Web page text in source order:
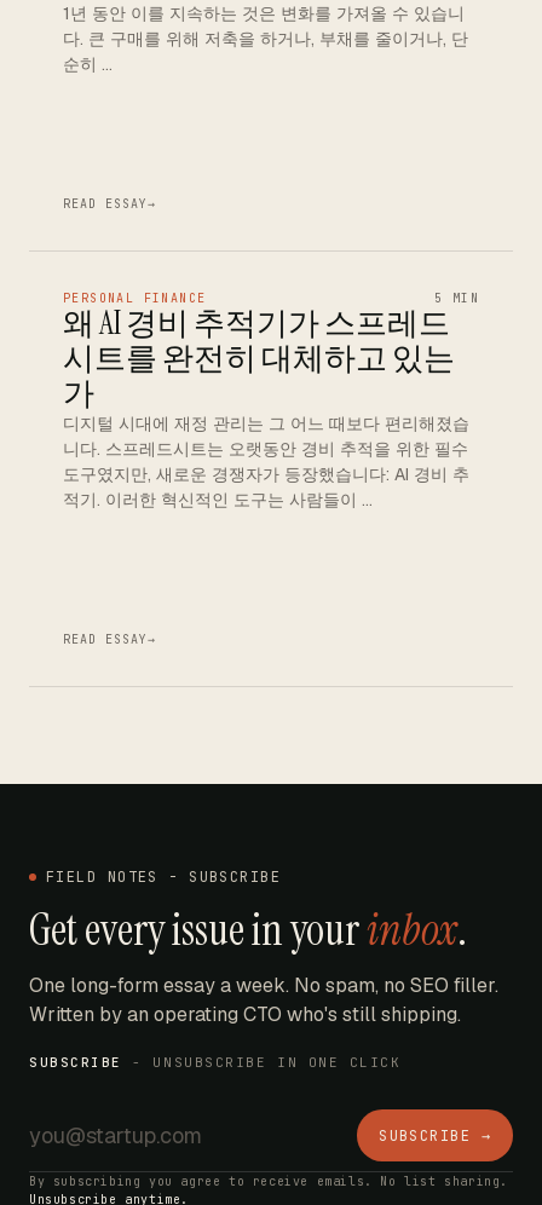
1년 동안 이를 지속하는 것은 변화를 가져올 수 있습니
다. 큰 구매를 위해 저축을 하거나, 부채를 줄이거나, 단
순히 …
READ ESSAY→
PERSONAL FINANCE 5 MIN
왜 AI 경비 추적기가 스프레드
시트를 완전히 대체하고 있는
가
디지털 시대에 재정 관리는 그 어느 때보다 편리해졌습
니다. 스프레드시트는 오랫동안 경비 추적을 위한 필수
도구였지만, 새로운 경쟁자가 등장했습니다: AI 경비 추
적기. 이러한 혁신적인 도구는 사람들이 …
READ ESSAY→
FIELD NOTES - SUBSCRIBE
Get every issue in yourinbox.
One long-form essay a week. No spam, no SEO filler.
Written by an operating CTO who's still shipping.
SUBSCRIBE - UNSUBSCRIBE IN ONE CLICK
SUBSCRIBE →
By subscribing you agree to receive emails. No list sharing.
Unsubscribe anytime.